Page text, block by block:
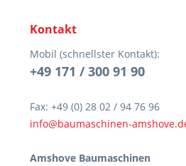
Kontakt
Mobil (schnellster Kontakt):
+49 171 / 300 91 90
Fax: +49 (0) 28 02 / 94 76 96
info@baumaschinen-
Amshove Baumaschinen